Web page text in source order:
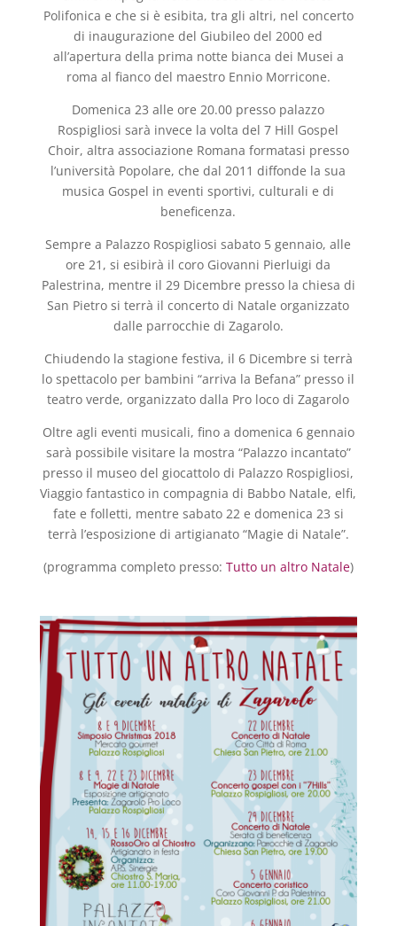
Polifonica e che si è esibita, tra gli altri, nel concerto
di inaugurazione del Giubileo del 2000 ed
all’apertura della prima notte bianca dei Musei a
roma al fianco del maestro Ennio Morricone.
Domenica 23 alle ore 20.00 presso palazzo
Rospigliosi sarà invece la volta del 7 Hill Gospel
Choir, altra associazione Romana formatasi presso
l’università Popolare, che dal 2011 diffonde la sua
musica Gospel in eventi sportivi, culturali e di
beneficenza.
Sempre a Palazzo Rospigliosi sabato 5 gennaio, alle
ore 21, si esibirà il coro Giovanni Pierluigi da
Palestrina, mentre il 29 Dicembre presso la chiesa di
San Pietro si terrà il concerto di Natale organizzato
dalle parrocchie di Zagarolo.
Chiudendo la stagione festiva, il 6 Dicembre si terrà
lo spettacolo per bambini “arriva la Befana” presso il
teatro verde, organizzato dalla Pro loco di Zagarolo
Oltre agli eventi musicali, fino a domenica 6 gennaio
sarà possibile visitare la mostra “Palazzo incantato”
presso il museo del giocattolo di Palazzo Rospigliosi,
Viaggio fantastico in compagnia di Babbo Natale, elfi,
fate e folletti, mentre sabato 22 e domenica 23 si
terrà l’esposizione di artigianato “Magie di Natale”.
(programma completo presso: Tutto un altro Natale)